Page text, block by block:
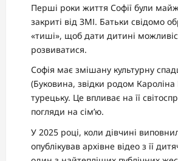
Перші роки життя Софії були
закриті від ЗМІ. Батьки свідомо
«тиші», щоб дати дитині
розвиватися.
Софія має змішану культурну
(Буковина, звідки родом Кароліна
турецьку. Це впливає на її
погляди на сім’ю.
У 2025 році, коли дівчині
опублікував архівне відео з її